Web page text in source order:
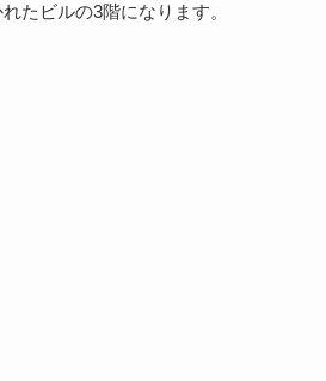
たビルの3階になります。